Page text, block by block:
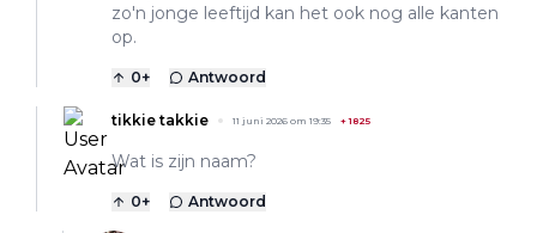
zo'n jonge leeftijd kan het ook nog alle kanten
op.
0+ Antwoord
tikkie takkie 11 juni 2026 om 19:35 +1825
Wat is zijn naam?
0+ Antwoord